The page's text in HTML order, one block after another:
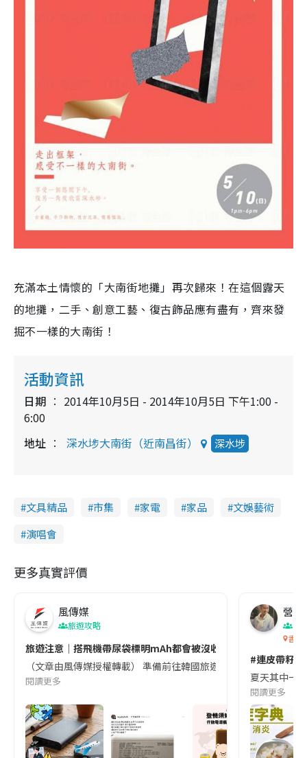
充滿本土情懷的「大南街地攤」再次歸來！在這個露天
的地攤 ，二手、創意工藝、復古飾品應有盡有，齊來發
掘不一樣的大南街！
活動資訊
日期
2014年10月5日 - 2014年10月5日 下午1:00 -
6:00
地址
深水埗大南街（近南昌街） 深水埗
文具精品 市集 家電 家品
文娛藝術
演唱會
更多真實評價
風傳媒
旅遊攻略
旅遊注意｜搭飛機帶尿袋標明mAh都會被沒收😱出發前切記檢查
（文章由風傳媒授權轉載） 準備前往韓國旅遊的民眾，近期要
閱讀更多
營養
香港
#連皮帶籽
夏天其中一
閱讀更多